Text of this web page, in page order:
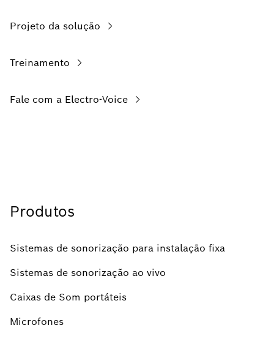
Projeto da solução
Treinamento
Fale com a Electro-Voice
Produtos
Sistemas de sonorização para instalação fixa
Sistemas de sonorização ao vivo
Caixas de Som portáteis
Microfones